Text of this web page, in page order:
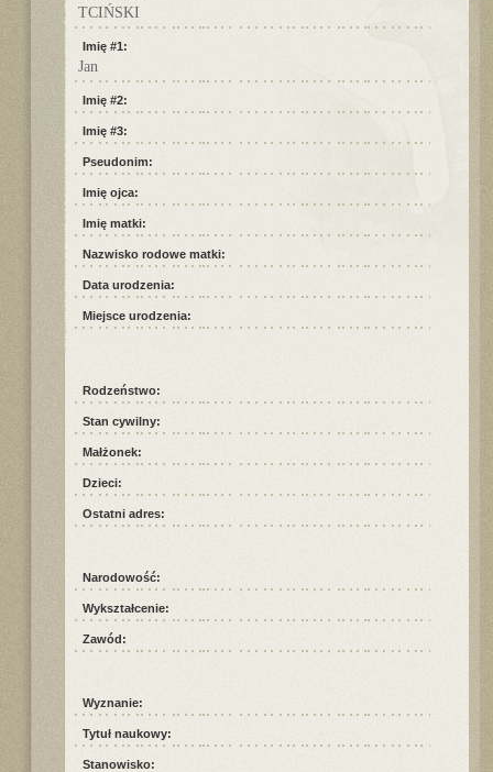
TCIŃSKI
Imię #1:
Jan
Imię #2:
Imię #3:
Pseudonim:
Imię ojca:
Imię matki:
Nazwisko rodowe matki:
Data urodzenia:
Miejsce urodzenia:
Rodzeństwo:
Stan cywilny:
Małżonek:
Dzieci:
Ostatni adres:
Narodowość:
Wykształcenie:
Zawód:
Wyznanie:
Tytuł naukowy:
Stanowisko: